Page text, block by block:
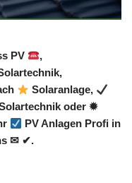
PV
,
Solaranlage,
oder ✹
PV Anlagen Profi in
✉ ✔.